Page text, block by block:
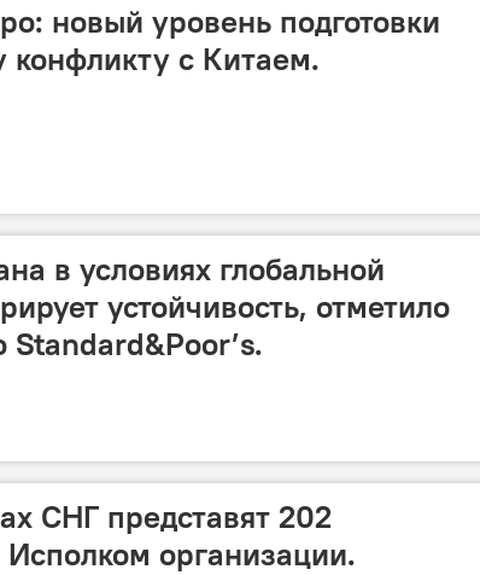
новый уровень подготовки
конфликту с Китаем.
в условиях глобальной
устойчивость, отметило
Standard&Poor’s.
СНГ представят 202
организации.